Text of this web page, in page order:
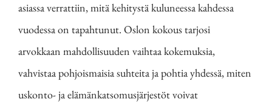
asiassa verrattiin, mitä kehitystä kuluneessa kahdessa
vuodessa on tapahtunut. Oslon kokous tarjosi
arvokkaan mahdollisuuden vaihtaa kokemuksia,
vahvistaa pohjoismaisia suhteita ja pohtia yhdessä, miten
uskonto- ja elämänkatsomusjärjestöt voivat